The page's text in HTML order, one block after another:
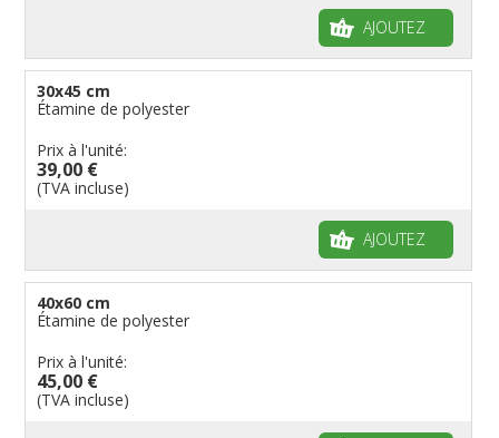
AJOUTEZ
30x45 cm
Étamine de polyester
Prix à l'unité:
39,00 €
(TVA incluse)
AJOUTEZ
40x60 cm
Étamine de polyester
Prix à l'unité:
45,00 €
(TVA incluse)